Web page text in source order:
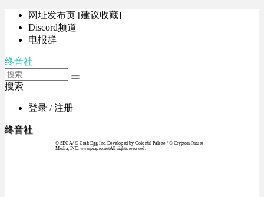
网址发布页 [建议收藏]
Discord频道
电报群
终音社
搜索
登录 / 注册
终音社
© SEGA / © Craft Egg Inc. Developed by Colorful Palette / © Crypton Future
Media, INC. www.piapro.netAll rights reserved.